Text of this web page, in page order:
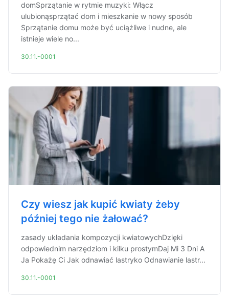
domSprzątanie w rytmie muzyki: Włącz
ulubionąsprzątać dom i mieszkanie w nowy sposób
Sprzątanie domu może być uciążliwe i nudne, ale
istnieje wiele no...
30.11.-0001
Czy wiesz jak kupić kwiaty żeby
później tego nie żałować?
zasady układania kompozycji kwiatowychDzięki
odpowiednim narzędziom i kilku prostymDaj Mi 3 Dni A
Ja Pokażę Ci Jak odnawiać lastryko Odnawianie lastr...
30.11.-0001